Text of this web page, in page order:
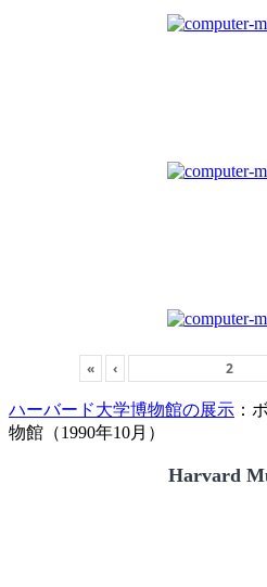
« ‹
ハーバード大学博物館の展示 ：
物館（1990年10月）
Harvard